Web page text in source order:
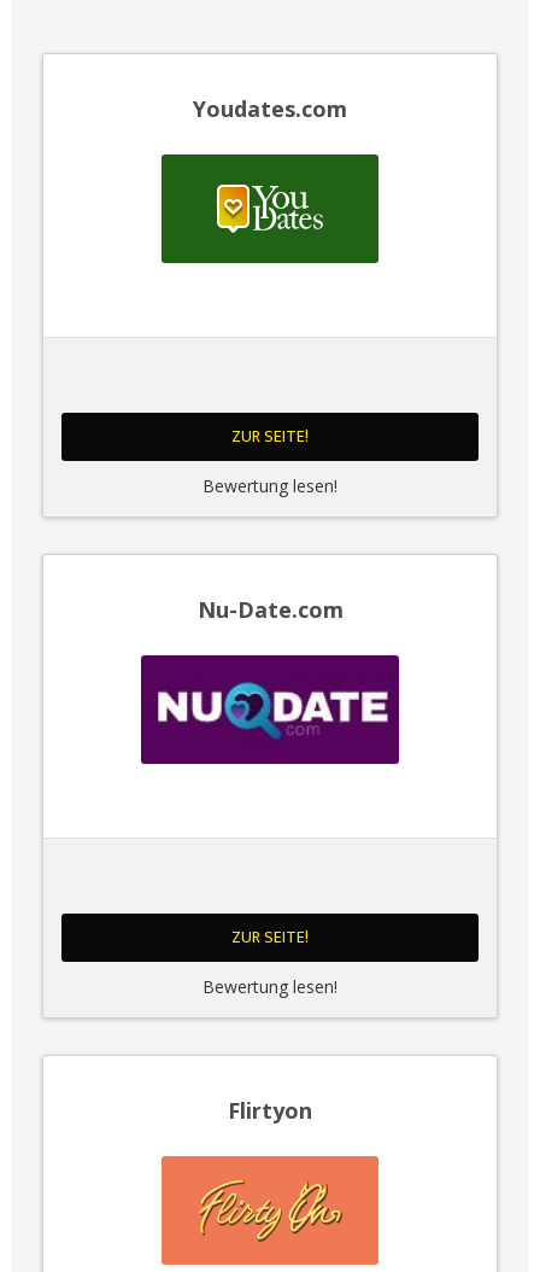
Youdates.com
ZUR SEITE!
Bewertung lesen!
Nu-Date.com
ZUR SEITE!
Bewertung lesen!
Flirtyon